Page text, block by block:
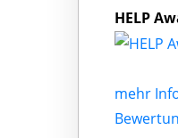
HELP
mehr